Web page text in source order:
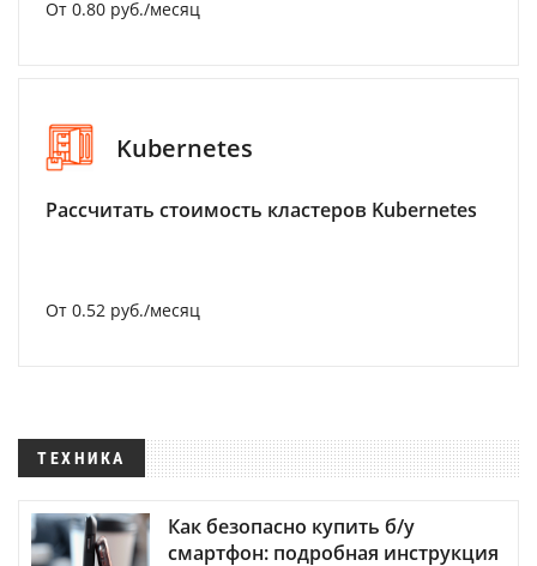
От 0.80 руб./месяц
Kubernetes
Рассчитать стоимость кластеров Kubernetes
От 0.52 руб./месяц
ТЕХНИКА
Как безопасно купить б/у
смартфон: подробная инструкция